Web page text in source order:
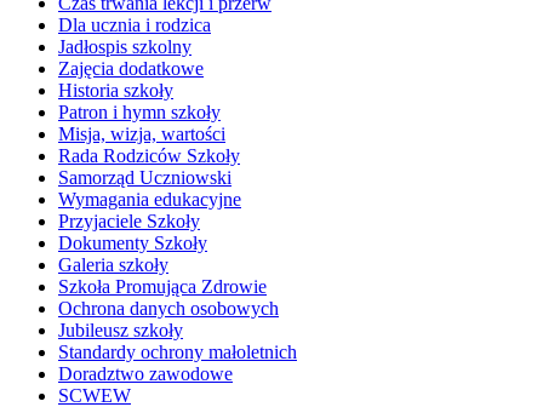
Dla ucznia i rodzica
Jadłospis szkolny
Zajęcia dodatkowe
Historia szkoły
Patron i hymn szkoły
Misja, wizja, wartości
Rada Rodziców Szkoły
Samorząd Uczniowski
Wymagania edukacyjne
Przyjaciele Szkoły
Dokumenty Szkoły
Galeria szkoły
Szkoła Promująca Zdrowie
Ochrona danych osobowych
Jubileusz szkoły
Standardy ochrony małoletnich
Doradztwo zawodowe
SCWEW